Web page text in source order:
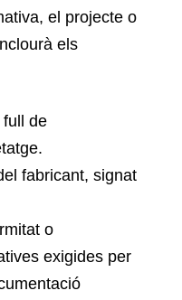
el projecte o
els
full de
fabricant, signat
o
exigides per